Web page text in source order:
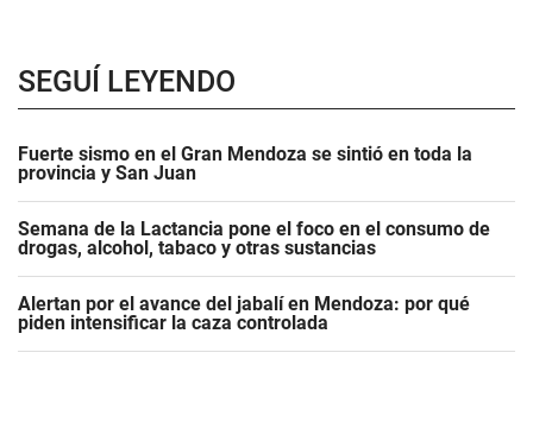
SEGUÍ LEYENDO
Fuerte sismo en el Gran Mendoza se sintió en toda la
provincia y San Juan
Semana de la Lactancia pone el foco en el consumo de
drogas, alcohol, tabaco y otras sustancias
Alertan por el avance del jabalí en Mendoza: por qué
piden intensificar la caza controlada